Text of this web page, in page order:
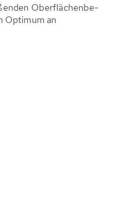
Oberflächenbe-
Optimum an